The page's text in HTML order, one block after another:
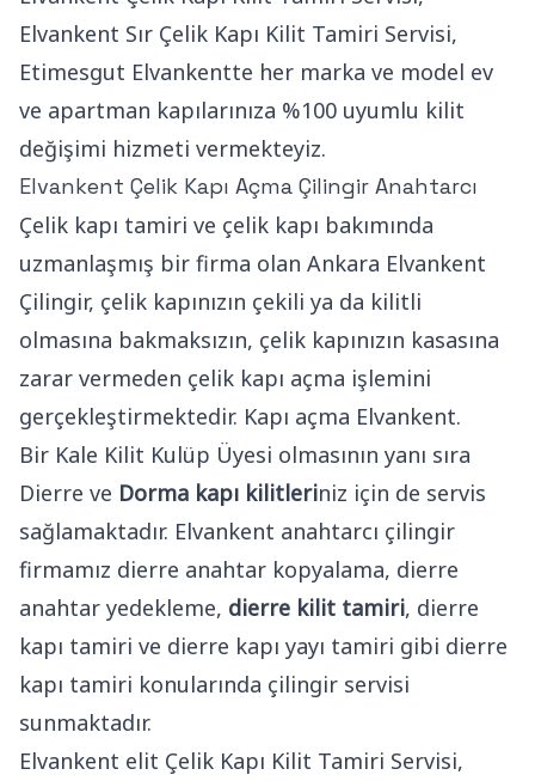
Elvankent Sır Çelik Kapı Kilit Tamiri Servisi,
Etimesgut Elvankentte her marka ve model ev
ve apartman kapılarınıza %100 uyumlu kilit
değişimi hizmeti vermekteyiz.
Elvankent Çelik Kapı Açma Çilingir Anahtarcı
Çelik kapı tamiri ve çelik kapı bakımında
uzmanlaşmış bir firma olan Ankara Elvankent
Çilingir, çelik kapınızın çekili ya da kilitli
olmasına bakmaksızın, çelik kapınızın kasasına
zarar vermeden çelik kapı açma işlemini
gerçekleştirmektedir. Kapı açma Elvankent.
Bir Kale Kilit Kulüp Üyesi olmasının yanı sıra
Dierre ve Dorma kapı kilitleriniz için de servis
sağlamaktadır. Elvankent anahtarcı çilingir
firmamız dierre anahtar kopyalama, dierre
anahtar yedekleme, dierre kilit tamiri, dierre
kapı tamiri ve dierre kapı yayı tamiri gibi dierre
kapı tamiri konularında çilingir servisi
sunmaktadır.
Elvankent elit Çelik Kapı Kilit Tamiri Servisi,